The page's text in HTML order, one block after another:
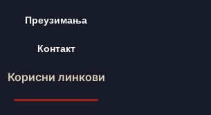
Преузимања
Контакт
Корисни линкови